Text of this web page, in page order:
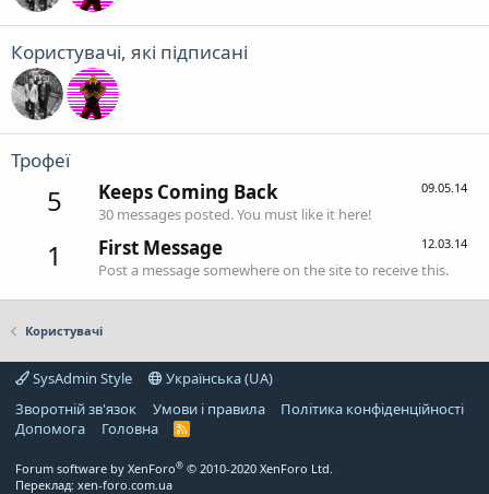
Користувачі, які підписані
Трофеї
5 09.05.14
Keeps Coming Back
30 messages posted. You must like it here!
1 12.03.14
First Message
Post a message somewhere on the site to receive this.
Користувачі
SysAdmin Style
Українська (UA)
Зворотній зв'язок
Умови і правила
Політика конфіденційності
Дoпoмoга
Головна
R
Forum software by XenForo® © 2010-2020 XenForo Ltd.
Переклад: xen-foro.com.ua